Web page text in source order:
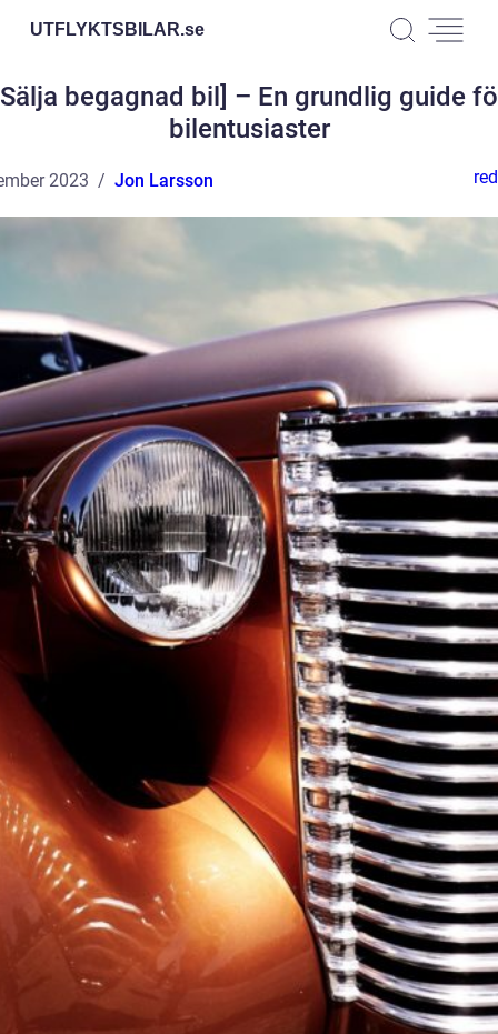
UTFLYKTSBILAR.se
begagnad bil] – En grundlig guide
bilentusiaster
2023 Jon Larsson